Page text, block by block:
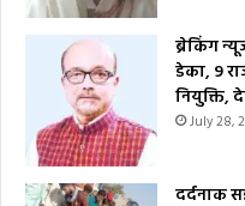
ब्रेकिंग
डेका, 9
नियुक्ति,
July 28,
दर्दनाक